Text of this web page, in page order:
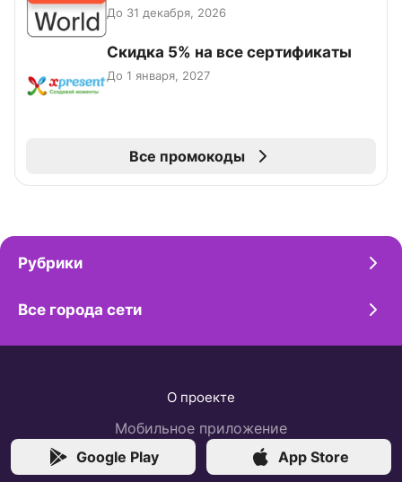
До 31 декабря, 2026
Скидка 5% на все сертификаты
До 1 января, 2027
Все промокоды
Рубрики
Все города сети
О проекте
Мобильное приложение
Google Play
App Store